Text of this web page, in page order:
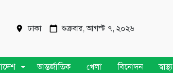
ঢাকা শুক্রবার, আগস্ট ৭, ২০২৬
আন্তর্জাতিক খেলা বিনোদন স্বাস্থ্য